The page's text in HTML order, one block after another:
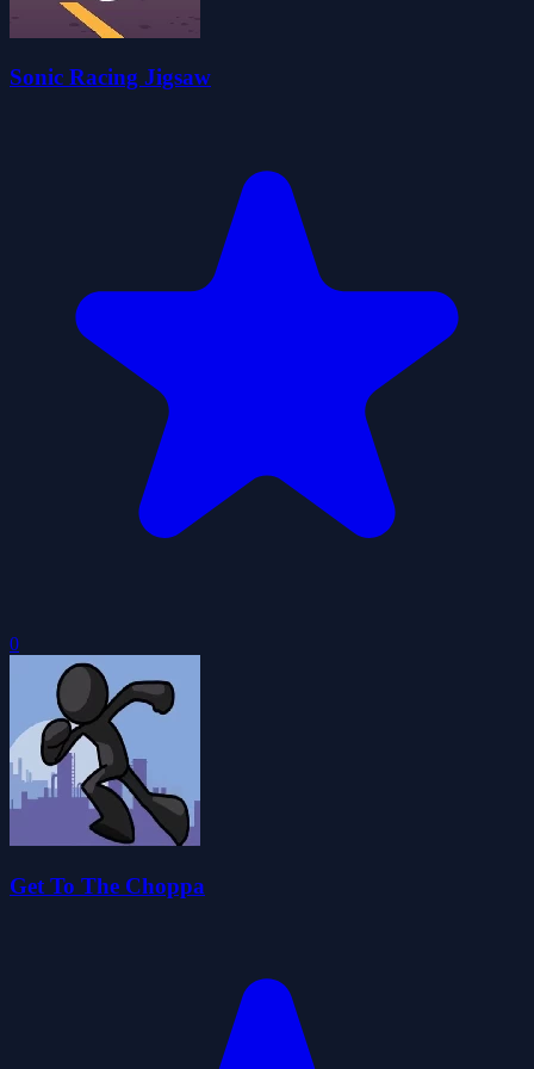
Sonic Racing Jigsaw
0
Get To The Choppa